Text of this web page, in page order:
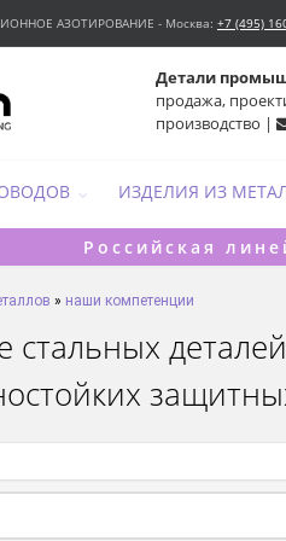
ИОННОЕ АЗОТИРОВАНИЕ - Москва: +7 (495)
Детали
продажа,
производство |
ИЗДЕЛИЯ ИЗ
Российская
» наши компетенции
стальных